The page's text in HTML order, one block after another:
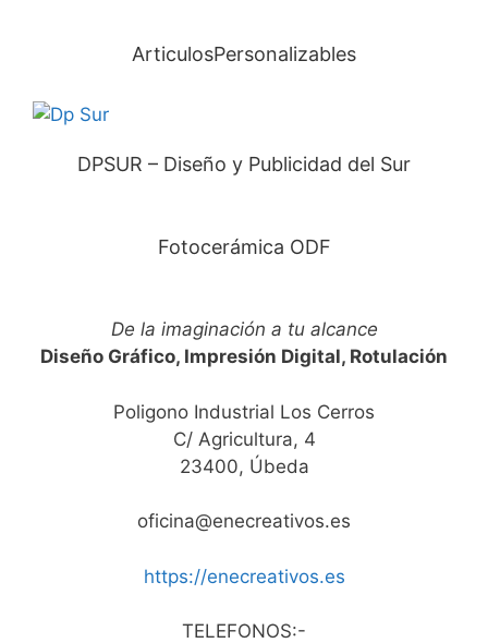
ArticulosPersonalizables
DPSUR – Diseño y Publicidad del Sur
Fotocerámica ODF
De la imaginación a tu alcance
Diseño Gráfico, Impresión Digital, Rotulación
Poligono Industrial Los Cerros
C/ Agricultura, 4
23400, Úbeda
oficina@enecreativos.es
https://enecreativos.es
TELEFONOS:-